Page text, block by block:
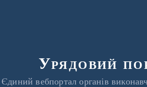
Урядовий
Єдиний вебпортал органів